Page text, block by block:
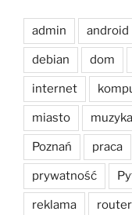
admin android
debian dom
internet
miasto muzyka
Poznań praca
prywatność
reklama router